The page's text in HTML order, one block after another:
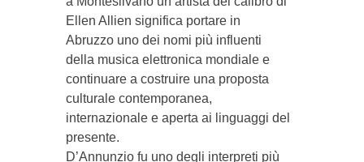
Ellen Allien significa portare in
Abruzzo uno dei nomi più influenti
della musica elettronica mondiale e
continuare a costruire una proposta
culturale contemporanea,
internazionale e aperta ai linguaggi del
presente.
D’Annunzio fu uno degli interpreti più